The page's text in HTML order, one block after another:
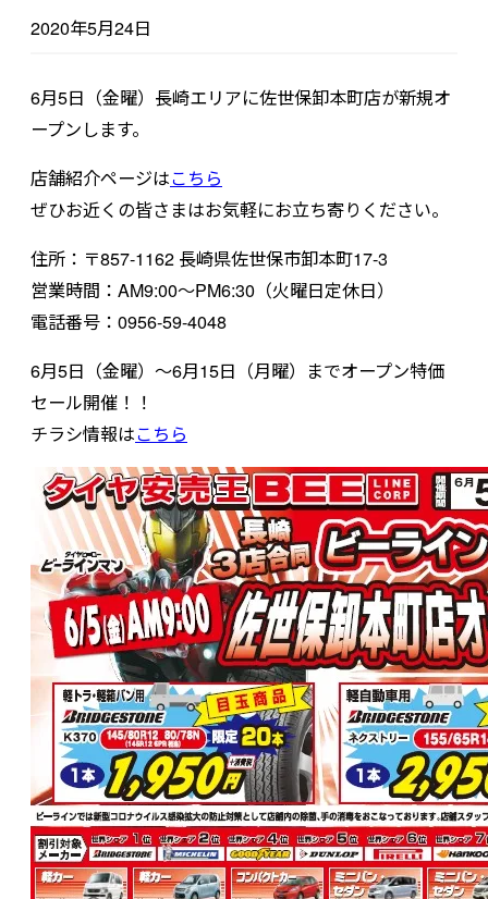
2020年5月24日
6月5日（金曜）長崎エリアに佐世保卸本町店が新規オ
ープンします。
店舗紹介ページはこちら
ぜひお近くの皆さまはお気軽にお立ち寄りください。
住所：〒857-1162 長崎県佐世保市卸本町17-3
営業時間：AM9:00～PM6:30（火曜日定休日）
電話番号：0956-59-4048
6月5日（金曜）～6月15日（月曜）までオープン特価
セール開催！！
チラシ情報はこちら